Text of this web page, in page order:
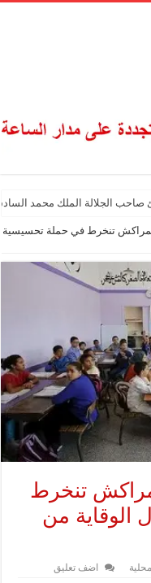
صاحب الجلالة الملك محمد
بمراكش تنخرط في حملة تحسيسية
تنخرط
من
اضف تعليق